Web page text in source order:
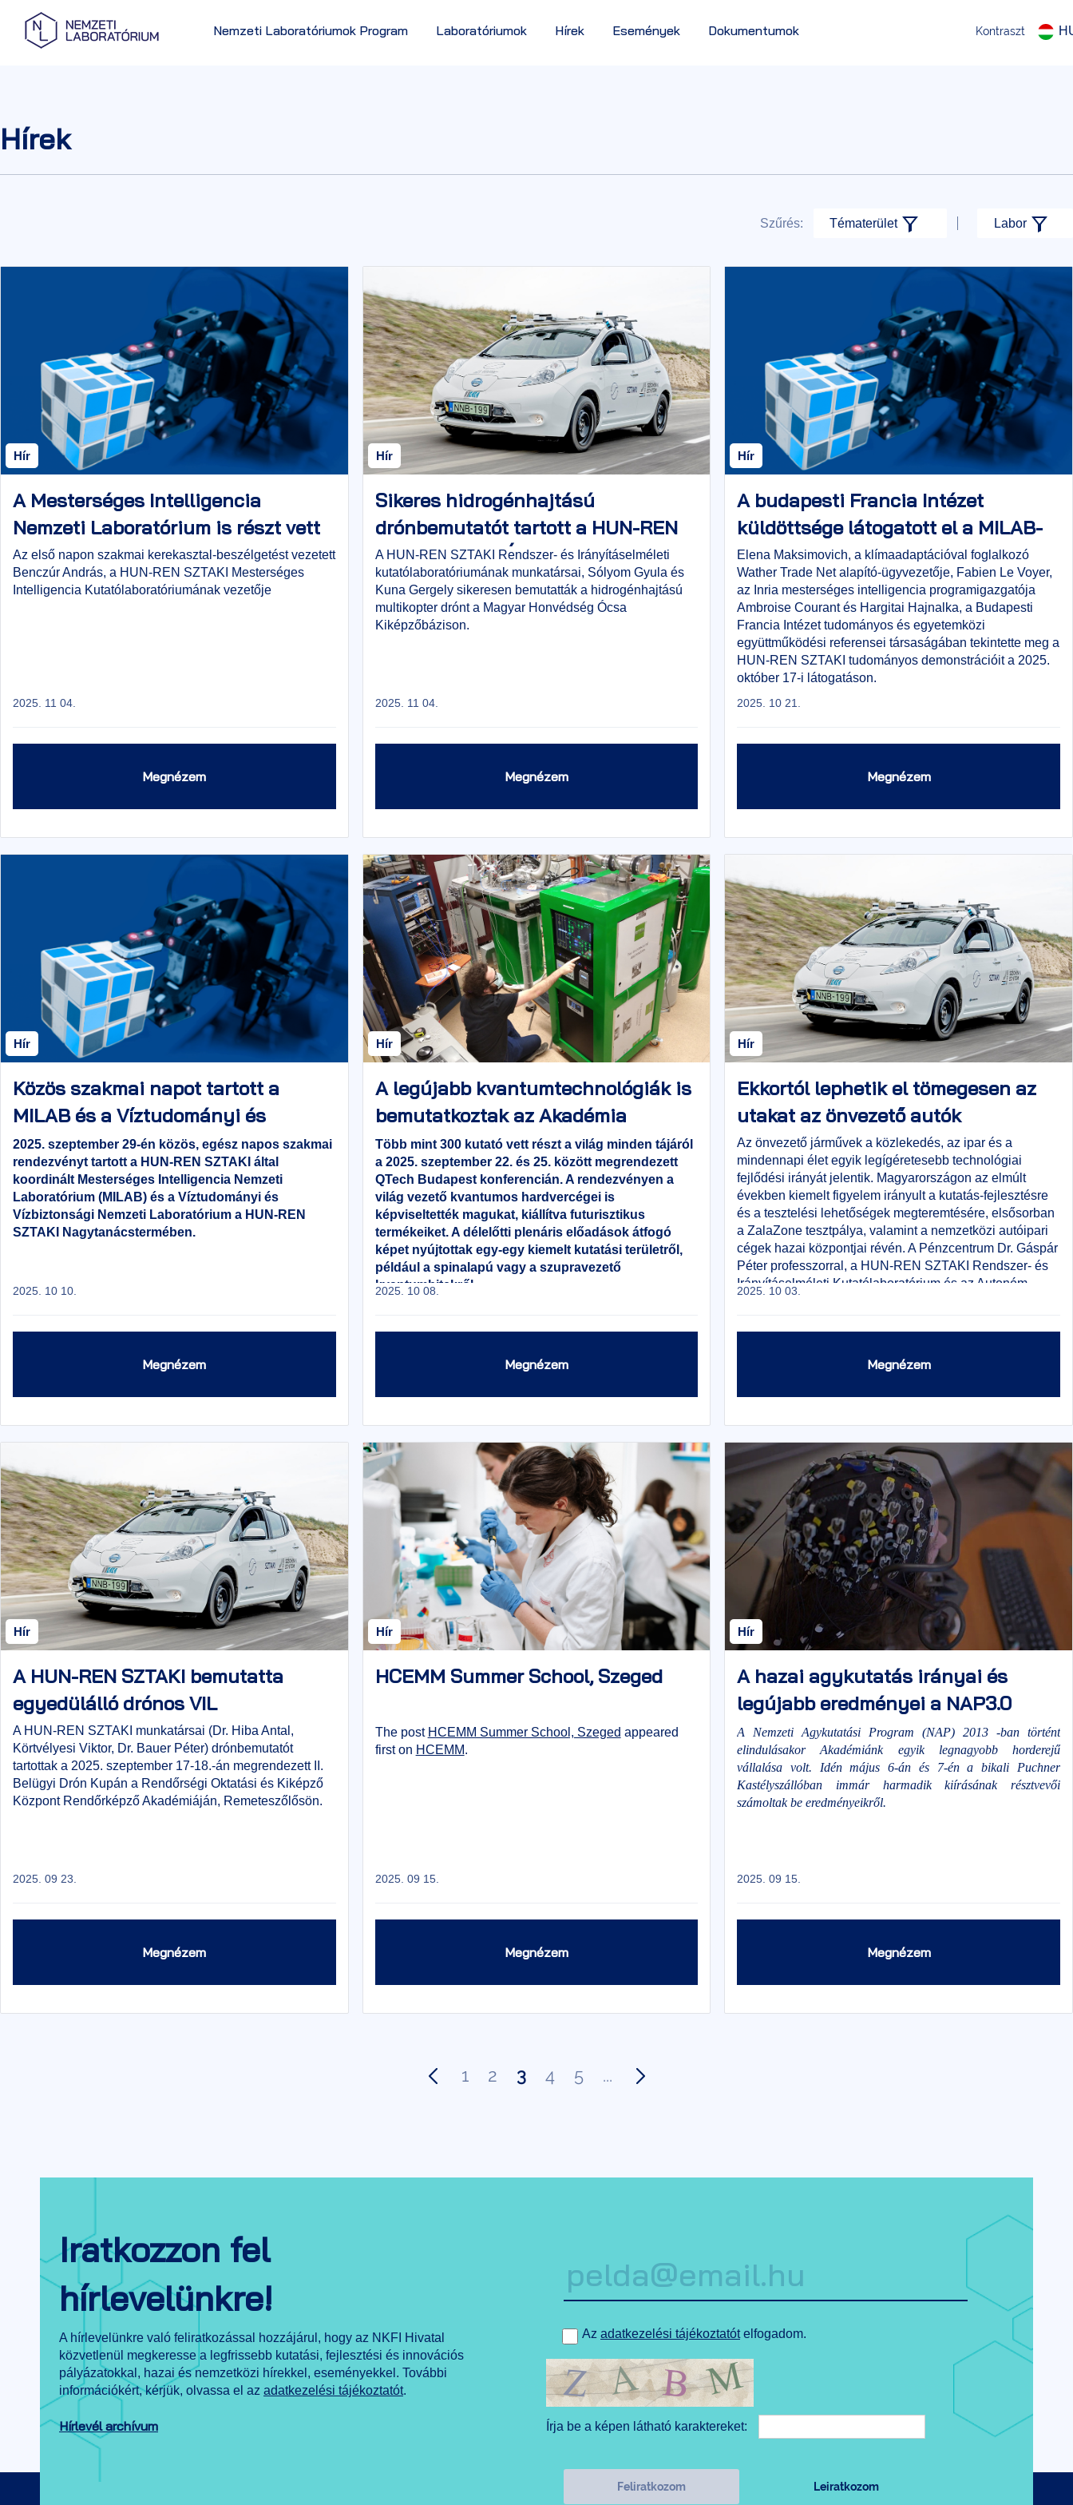
Nemzeti Laboratóriumok Program Laboratóriumok Hírek Események Dokumentumok Kontraszt
Hírek
Szűrés: Tématerület Labor
Hír
A Mesterséges Intelligencia
Nemzeti Laboratórium is részt vett
a Science Expón
Az első napon szakmai kerekasztal-beszélgetést vezetett
Benczúr András, a HUN-REN SZTAKI Mesterséges
Intelligencia Kutatólaboratóriumának vezetője
2025. 11 04.
Megnézem
Hír
Sikeres hidrogénhajtású
drónbemutatót tartott a HUN-REN
SZTAKI az MH Ócsa Kiképzőbázison
A HUN-REN SZTAKI Rendszer- és Irányításelméleti
kutatólaboratóriumának munkatársai, Sólyom Gyula és
Kuna Gergely sikeresen bemutatták a hidrogénhajtású
multikopter drónt a Magyar Honvédség Ócsa
Kiképzőbázison.
2025. 11 04.
Megnézem
Hír
A budapesti Francia Intézet
küldöttsége látogatott el a MILAB-
ot koordináló HUN-REN SZTAKI-ba
Elena Maksimovich, a klímaadaptációval foglalkozó
Wather Trade Net alapító-ügyvezetője, Fabien Le Voyer,
az Inria mesterséges intelligencia programigazgatója
Ambroise Courant és Hargitai Hajnalka, a Budapesti
Francia Intézet tudományos és egyetemközi
együttműködési referensei társaságában tekintette meg a
HUN-REN SZTAKI tudományos demonstrációit a 2025.
október 17-i látogatáson.
2025. 10 21.
Megnézem
Hír
Közös szakmai napot tartott a
MILAB és a Víztudományi és
Vízbiztonsági Nemzeti
Laboratórium
2025. szeptember 29-én közös, egész napos szakmai
rendezvényt tartott a HUN-REN SZTAKI által
koordinált Mesterséges Intelligencia Nemzeti
Laboratórium (MILAB) és a Víztudományi és
Vízbiztonsági Nemzeti Laboratórium a HUN-REN
SZTAKI Nagytanácstermében.
2025. 10 10.
Megnézem
Hír
A legújabb kvantumtechnológiák is
bemutatkoztak az Akadémia
székházában – Videókon a QTech
Budapest nemzetközi konferencia
előadásai
Több mint 300 kutató vett részt a világ minden tájáról
a 2025. szeptember 22. és 25. között megrendezett
QTech Budapest konferencián. A rendezvényen a
világ vezető kvantumos hardvercégei is
képviseltették magukat, kiállítva futurisztikus
termékeiket. A délelőtti plenáris előadások átfogó
képet nyújtottak egy-egy kiemelt kutatási területről,
például a spinalapú vagy a szupravezető
kvantumbitekről.
2025. 10 08.
Megnézem
Hír
Ekkortól lephetik el tömegesen az
utakat az önvezető autók
Az önvezető járművek a közlekedés, az ipar és a
mindennapi élet egyik legígéretesebb technológiai
fejlődési irányát jelentik. Magyarországon az elmúlt
években kiemelt figyelem irányult a kutatás-fejlesztésre
és a tesztelési lehetőségek megteremtésére, elsősorban
a ZalaZone tesztpálya, valamint a nemzetközi autóipari
cégek hazai központjai révén. A Pénzcentrum Dr. Gáspár
Péter professzorral, a HUN-REN SZTAKI Rendszer- és
Irányításelméleti Kutatólaboratórium és az Autonóm
2025. 10 03.
Megnézem
Hír
A HUN-REN SZTAKI bemutatta
egyedülálló drónos VIL
tesztkörnyezetét a II. Belügyi Drón
Kupán
A HUN-REN SZTAKI munkatársai (Dr. Hiba Antal,
Körtvélyesi Viktor, Dr. Bauer Péter) drónbemutatót
tartottak a 2025. szeptember 17-18.-án megrendezett II.
Belügyi Drón Kupán a Rendőrségi Oktatási és Kiképző
Központ Rendőrképző Akadémiáján, Remeteszőlősön.
2025. 09 23.
Megnézem
Hír
HCEMM Summer School, Szeged
The post HCEMM Summer School, Szeged appeared
first on HCEMM.
2025. 09 15.
Megnézem
Hír
A hazai agykutatás irányai és
legújabb eredményei a NAP3.0
konferencián
A Nemzeti Agykutatási Program (NAP) 2013 -ban történt
elindulásakor Akadémiánk egyik legnagyobb horderejű
vállalása volt. Idén május 6-án és 7-én a bikali Puchner
Kastélyszállóban immár harmadik kiírásának résztvevői
számoltak be eredményeikről.
2025. 09 15.
Megnézem
1 2 3 4 5 ...
Iratkozzon fel
hírlevelünkre!
A hírlevelünkre való feliratkozással hozzájárul, hogy az NKFI Hivatal
közvetlenül megkeresse a legfrissebb kutatási, fejlesztési és innovációs
pályázatokkal, hazai és nemzetközi hírekkel, eseményekkel. További
információkért, kérjük, olvassa el az adatkezelési tájékoztatót.
Hírlevél archívum
Az adatkezelési tájékoztatótelfogadom.
Írja be a képen látható karaktereket: